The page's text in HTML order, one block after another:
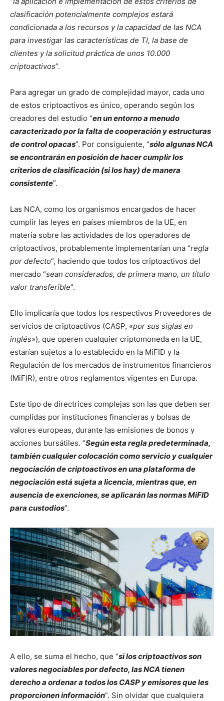
clasificación potencialmente complejos estará
condicionada a los recursos y la capacidad de las NCA
para investigar las características de TI, la base de
clientes y la solicitud práctica de unos 10.000
criptoactivos”.
Para agregar un grado de complejidad mayor, cada uno
de estos criptoactivos es único, operando según los
creadores del estudio “en un entorno a menudo
caracterizado por la falta de cooperación y estructuras
de control opacas”. Por consiguiente, “sólo algunas NCA
se encontrarán en posición de hacer cumplir los
criterios de clasificación (si los hay) de manera
consistente”.
Las NCA, como los organismos encargados de hacer
cumplir las leyes en países miembros de la UE, en
materia sobre las actividades de los operadores de
criptoactivos, probablemente implementarían una “regla
por defecto”, haciendo que todos los criptoactivos del
mercado “sean considerados, de primera mano, un título
valor transferible”.
Ello implicaría que todos los respectivos Proveedores de
servicios de criptoactivos (CASP, «por sus siglas en
inglés»), que operen cualquier criptomoneda en la UE,
estarían sujetos a lo establecido en la MiFID y la
Regulación de los mercados de instrumentos financieros
(MiFIR), entre otros reglamentos vigentes en Europa.
Este tipo de directrices complejas son las que deben ser
cumplidas por instituciones financieras y bolsas de
valores europeas, durante las emisiones de bonos y
acciones bursátiles. “Según esta regla predeterminada,
también cualquier colocación como servicio y cualquier
negociación de criptoactivos en una plataforma de
negociación está sujeta a licencia, mientras que, en
ausencia de exenciones, se aplicarán las normas MiFID
para custodios”.
A ello, se suma el hecho, que “si los criptoactivos son
valores negociables por defecto, las NCA tienen
derecho a ordenar a todos los CASP y emisores que les
proporcionen información”. Sin olvidar que cualquiera